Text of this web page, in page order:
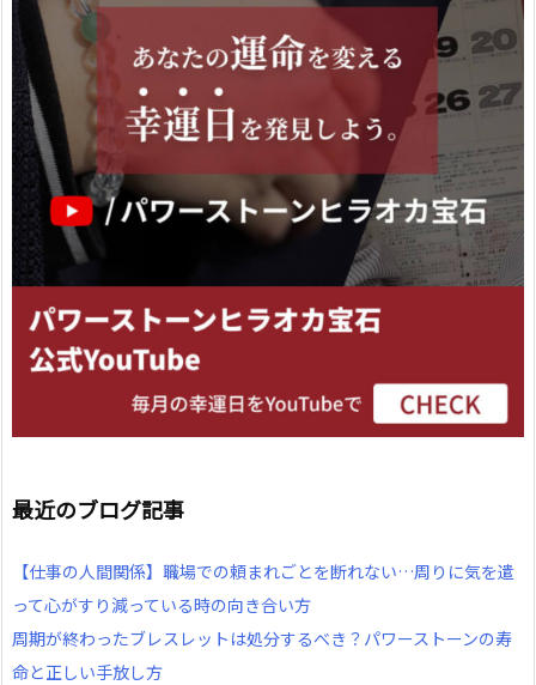
最近のブログ記事
【仕事の人間関係】職場での頼まれごとを断れない…周りに気を遣
って心がすり減っている時の向き合い方
周期が終わったブレスレットは処分するべき？パワーストーンの寿
命と正しい手放し方